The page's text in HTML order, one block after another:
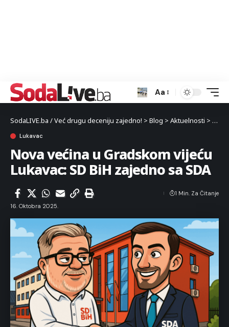
Aa
SodaLIVE.ba / Već drugu deceniju zajedno! > Blog > Aktuelnosti >
Lukavac
Nova većina u Gradskom vijeću
Lukavac: SD BiH zajedno sa SDA
16. Oktobra 2025.
1 Min. Za Čitanje